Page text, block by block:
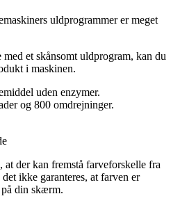
uldprogrammer er meget
et skånsomt uldprogram, kan du
i maskinen.
uden enzymer.
og 800 omdrejninger.
der kan fremstå farveforskelle fra
ikke garanteres, at farven er
på din skærm.